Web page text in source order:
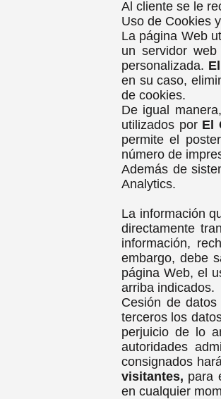
Al cliente se le
Uso de Cookies
La página Web
un servidor
personalizada.
en su caso,
de cookies.
De igual
utilizados por El
permite el
número de
Además de
Analytics.
La información
directamente
información,
embargo, debe
página Web, el
arriba indicados.
Cesión de
terceros los
perjuicio de lo
autoridades
consignados
visitantes, para
en cualquier